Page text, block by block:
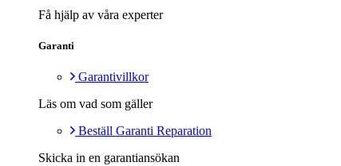
Få hjälp av våra experter
Garanti
Garantivillkor
Läs om vad som gäller
Beställ Garanti Reparation
Skicka in en garantiansökan